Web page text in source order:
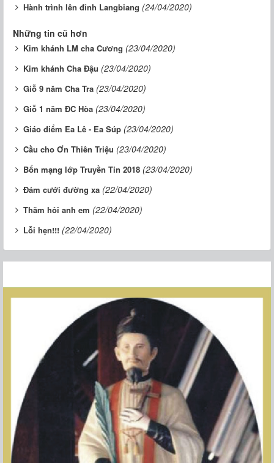
Hành trình lên đỉnh Langbiang (24/04/2020)
Những tin cũ hơn
Kim khánh LM cha Cương (23/04/2020)
Kim khánh Cha Đậu (23/04/2020)
Giỗ 9 năm Cha Tra (23/04/2020)
Giỗ 1 năm ĐC Hòa (23/04/2020)
Giáo điểm Ea Lê - Ea Súp (23/04/2020)
Cầu cho Ơn Thiên Triệu (23/04/2020)
Bổn mạng lớp Truyền Tin 2018 (23/04/2020)
Đám cưới đường xa (22/04/2020)
Thăm hỏi anh em (22/04/2020)
Lỗi hẹn!!! (22/04/2020)